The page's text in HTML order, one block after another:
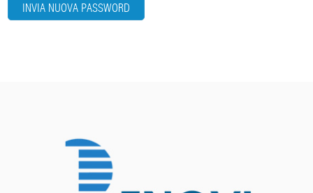
INVIA NUOVA PASSWORD